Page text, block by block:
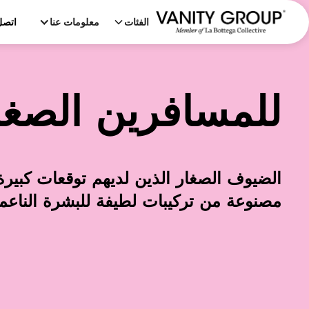
الفئات معلومات عنا
للمسافرين
الضيوف الصغار الذين لديهم توقعات
مصنوعة من تركيبات لطيفة للبشرة